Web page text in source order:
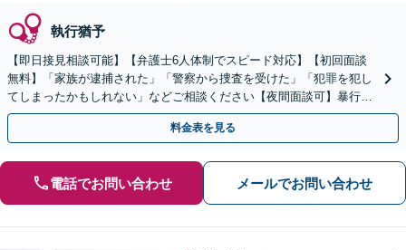
執行猶予
【即日接見相談可能】【弁護士6人体制でスピード対応】【初回面談
無料】「家族が逮捕された」「警察から捜査を受けた」「犯罪を犯し
てしまったかもしれない」などご相談ください【夜間面談可】暴行／
傷害罪／窃盗罪／性犯罪など経験多数
料金表を見る
電話でお問い合わせ メールでお問い合わせ